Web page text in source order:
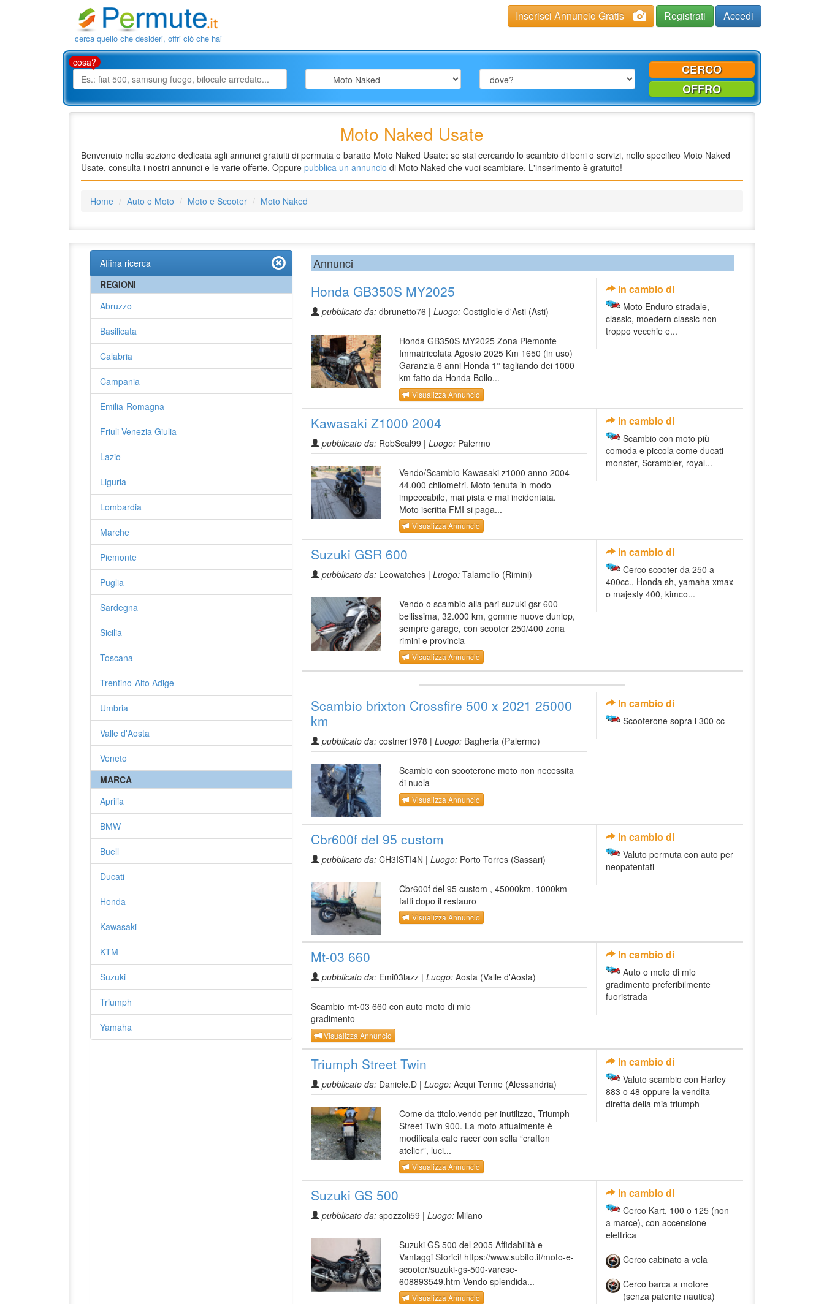
cerca quello che desideri, offri ciò che hai
Inserisci Annuncio Gratis Registrati Accedi
cosa?
CERCO
OFFRO
Moto Naked Usate
Benvenuto nella sezione dedicata agli annunci gratuiti di permuta e baratto Moto Naked Usate: se stai cercando lo scambio di beni o servizi, nello specifico Moto Naked
Usate, consulta i nostri annunci e le varie offerte. Oppure pubblica un annuncio di Moto Naked che vuoi scambiare. L'inserimento è gratuito!
Home Auto e Moto Moto e Scooter Moto Naked
Affina ricerca
REGIONI
Abruzzo
Basilicata
Calabria
Campania
Emilia-Romagna
Friuli-Venezia Giulia
Lazio
Liguria
Lombardia
Marche
Piemonte
Puglia
Sardegna
Sicilia
Toscana
Trentino-Alto Adige
Umbria
Valle d'Aosta
Veneto
MARCA
Aprilia
BMW
Buell
Ducati
Honda
Kawasaki
KTM
Suzuki
Triumph
Yamaha
Annunci
Honda GB350S MY2025
pubblicato da: dbrunetto76 | Luogo: Costigliole d'Asti (Asti)
Honda GB350S MY2025 Zona Piemonte
Immatricolata Agosto 2025 Km 1650 (in uso)
Garanzia 6 anni Honda 1° tagliando dei 1000
km fatto da Honda Bollo...
Visualizza Annuncio
In cambio di
Moto Enduro stradale,
classic, moedern classic non
troppo vecchie e...
Kawasaki Z1000 2004
pubblicato da: RobScal99 | Luogo: Palermo
Vendo/Scambio Kawasaki z1000 anno 2004
44.000 chilometri. Moto tenuta in modo
impeccabile, mai pista e mai incidentata.
Moto iscritta FMI si paga...
Visualizza Annuncio
In cambio di
Scambio con moto più
comoda e piccola come ducati
monster, Scrambler, royal...
Suzuki GSR 600
pubblicato da: Leowatches | Luogo: Talamello (Rimini)
Vendo o scambio alla pari suzuki gsr 600
bellissima, 32.000 km, gomme nuove dunlop,
sempre garage, con scooter 250/400 zona
rimini e provincia
Visualizza Annuncio
In cambio di
Cerco scooter da 250 a
400cc., Honda sh, yamaha xmax
o majesty 400, kimco...
Scambio brixton Crossfire 500 x 2021 25000
km
pubblicato da: costner1978 | Luogo: Bagheria (Palermo)
Scambio con scooterone moto non necessita
di nuola
Visualizza Annuncio
In cambio di
Scooterone sopra i 300 cc
Cbr600f del 95 custom
pubblicato da: CH3ISTI4N | Luogo: Porto Torres (Sassari)
Cbr600f del 95 custom , 45000km. 1000km
fatti dopo il restauro
Visualizza Annuncio
In cambio di
Valuto permuta con auto per
neopatentati
Mt-03 660
pubblicato da: Emi03lazz | Luogo: Aosta (Valle d'Aosta)
Scambio mt-03 660 con auto moto di mio
gradimento
Visualizza Annuncio
In cambio di
Auto o moto di mio
gradimento preferibilmente
fuoristrada
Triumph Street Twin
pubblicato da: Daniele.D | Luogo: Acqui Terme (Alessandria)
Come da titolo,vendo per inutilizzo, Triumph
Street Twin 900. La moto attualmente è
modificata cafe racer con sella “crafton
atelier”, luci...
Visualizza Annuncio
In cambio di
Valuto scambio con Harley
883 o 48 oppure la vendita
diretta della mia triumph
Suzuki GS 500
pubblicato da: spozzoli59 | Luogo: Milano
Suzuki GS 500 del 2005 Affidabilità e
Vantaggi Storici! https://www.subito.it/moto-e-
scooter/suzuki-gs-500-varese-
608893549.htm Vendo splendida...
Visualizza Annuncio
In cambio di
Cerco Kart, 100 o 125 (non
a marce), con accensione
elettrica
Cerco cabinato a vela
Cerco barca a motore
(senza patente nautica)